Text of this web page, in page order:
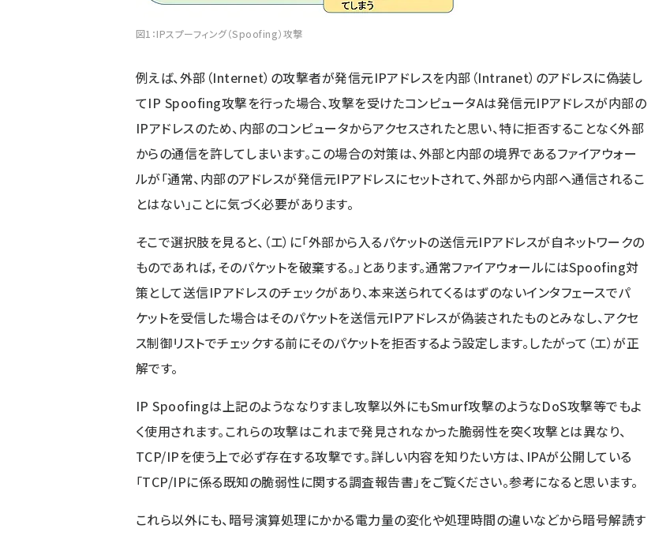
図1：IPスプーフィング（Spoofing）攻撃
例えば、外部（Internet）の攻撃者が発信元IPアドレスを内部（Intranet）のアドレスに偽装し
てIP Spoofing攻撃を行った場合、攻撃を受けたコンピュータAは発信元IPアドレスが内部の
IPアドレスのため、内部のコンピュータからアクセスされたと思い、特に拒否することなく外部
からの通信を許してしまいます。この場合の対策は、外部と内部の境界であるファイアウォー
ルが「通常、内部のアドレスが発信元IPアドレスにセットされて、外部から内部へ通信されるこ
とはない」ことに気づく必要があります。
そこで選択肢を見ると、（エ）に「外部から入るパケットの送信元IPアドレスが自ネットワークの
ものであれば，そのパケットを破棄する。」とあります。通常ファイアウォールにはSpoofing対
策として送信IPアドレスのチェックがあり、本来送られてくるはずのないインタフェースでパ
ケットを受信した場合はそのパケットを送信元IPアドレスが偽装されたものとみなし、アクセ
ス制御リストでチェックする前にそのパケットを拒否するよう設定します。したがって（エ）が正
解です。
IP Spoofingは上記のようななりすまし攻撃以外にもSmurf攻撃のようなDoS攻撃等でもよ
く使用されます。これらの攻撃はこれまで発見されなかった脆弱性を突く攻撃とは異なり、
TCP/IPを使う上で必ず存在する攻撃です。詳しい内容を知りたい方は、IPAが公開している
「TCP/IPに係る既知の脆弱性に関する調査報告書」をご覧ください。参考になると思います。
これら以外にも、暗号演算処理にかかる電力量の変化や処理時間の違いなどから暗号解読す